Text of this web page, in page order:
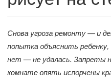
Снова угроза ремонту — и
попытка объяснить
нет — не удалась. Запреты
комнате опять испорчены